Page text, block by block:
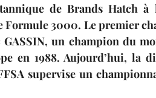
Pâques Nogaro TTE
Super Trofeo
de Brands Hatch à
3000. Le premier
un champion du
en 1988. Aujourd’hui, la
supervise un